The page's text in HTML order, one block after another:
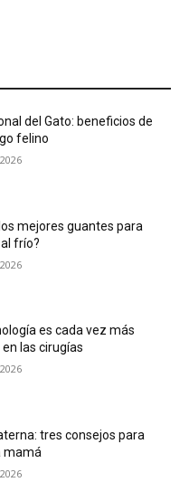
del Gato: beneficios de
felino
mejores guantes para
frío?
es cada vez más
las cirugías
tres consejos para
mamá